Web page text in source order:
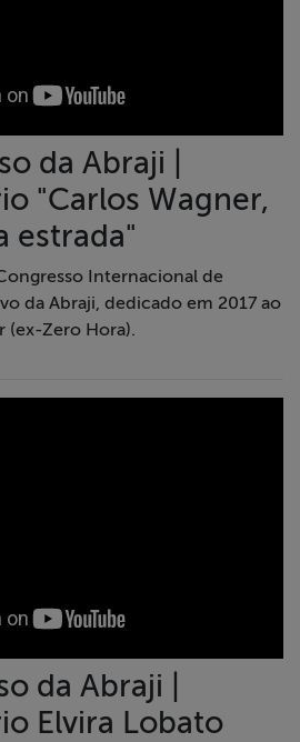
da Abraji |
"Carlos Wagner,
estrada"
Internacional de
da Abraji, dedicado em 2017 ao
(ex-Zero Hora).
da Abraji |
Elvira Lobato